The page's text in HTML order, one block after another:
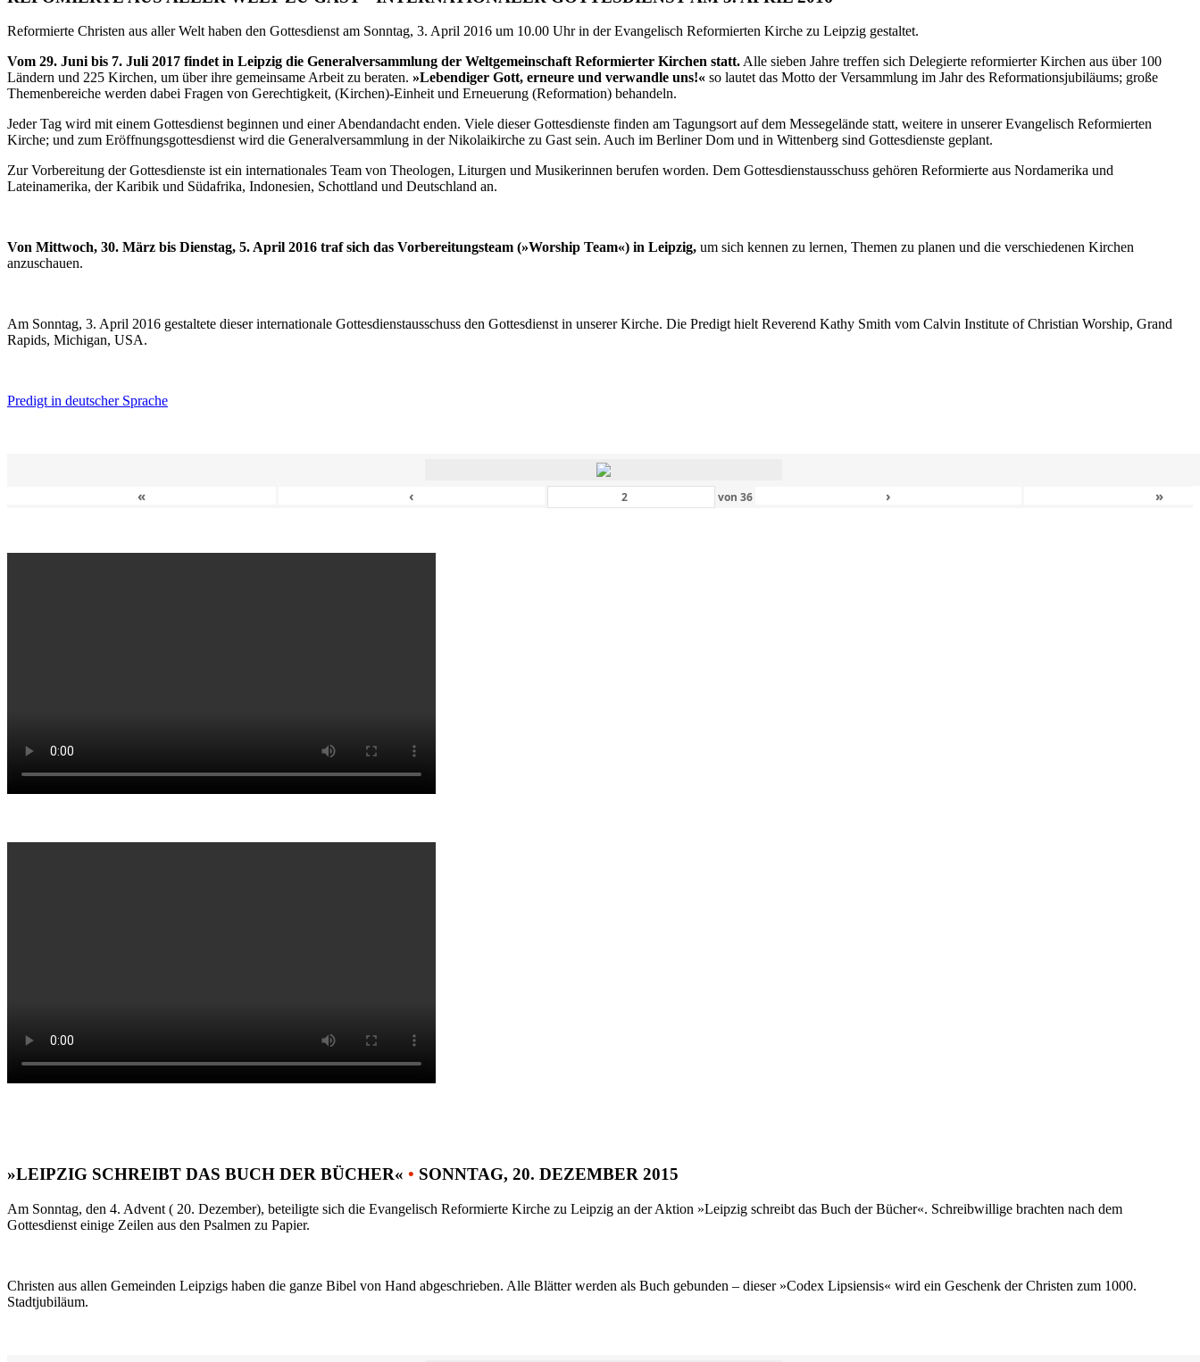
Reformierte Christen aus aller Welt haben den Gottesdienst am Sonntag, 3. April 2016 um 10.00 Uhr in der Evangelisch Reformierten Kirche zu Leipzig gestaltet.
Vom 29. Juni bis 7. Juli 2017 findet in Leipzig die Generalversammlung der Weltgemeinschaft Reformierter Kirchen statt.Alle sieben Jahre treffen sich Delegierte reformierter Kirchen aus über 100
Ländern und 225 Kirchen, um über ihre gemeinsame Arbeit zu beraten. »Lebendiger Gott, erneure und verwandle uns!« so lautet das Motto der Versammlung im Jahr des Reformationsjubiläums; große
Themenbereiche werden dabei Fragen von Gerechtigkeit, (Kirchen)-Einheit und Erneuerung (Reformation) behandeln.
Jeder Tag wird mit einem Gottesdienst beginnen und einer Abendandacht enden. Viele dieser Gottesdienste finden am Tagungsort auf dem Messegelände statt, weitere in unserer Evangelisch Reformierten
Kirche; und zum Eröffnungsgottesdienst wird die Generalversammlung in der Nikolaikirche zu Gast sein. Auch im Berliner Dom und in Wittenberg sind Gottesdienste geplant.
Zur Vorbereitung der Gottesdienste ist ein internationales Team von Theologen, Liturgen und Musikerinnen berufen worden. Dem Gottesdienstausschuss gehören Reformierte aus Nordamerika und
Lateinamerika, der Karibik und Südafrika, Indonesien, Schottland und Deutschland an.
Von Mittwoch, 30. März bis Dienstag, 5. April 2016 traf sich das Vorbereitungsteam (»Worship Team«) in Leipzig, um sich kennen zu lernen, Themen zu planen und die verschiedenen Kirchen
anzuschauen.
Am Sonntag, 3. April 2016 gestaltete dieser internationale Gottesdienstausschuss den Gottesdienst in unserer Kirche. Die Predigt hielt Reverend Kathy Smith vom Calvin Institute of Christian Worship, Grand
Rapids, Michigan, USA.
Predigt in deutscher Sprache
« ‹ von36 › »
»LEIPZIG SCHREIBT DAS BUCH DER BÜCHER« • SONNTAG, 20. DEZEMBER 2015
Am Sonntag, den 4. Advent ( 20. Dezember), beteiligte sich die Evangelisch Reformierte Kirche zu Leipzig an der Aktion »Leipzig schreibt das Buch der Bücher«. Schreibwillige brachten nach dem
Gottesdienst einige Zeilen aus den Psalmen zu Papier.
Christen aus allen Gemeinden Leipzigs haben die ganze Bibel von Hand abgeschrieben. Alle Blätter werden als Buch gebunden – dieser »Codex Lipsiensis« wird ein Geschenk der Christen zum 1000.
Stadtjubiläum.